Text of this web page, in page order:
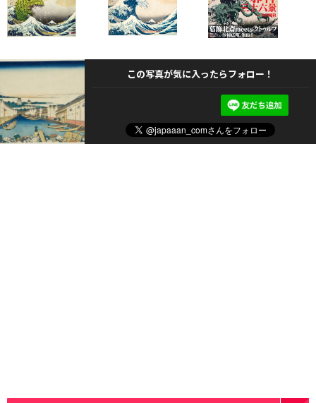
この写真が気に入ったらフォロー！